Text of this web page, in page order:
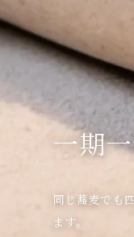
一期
同じ蕎麦でも
ます。